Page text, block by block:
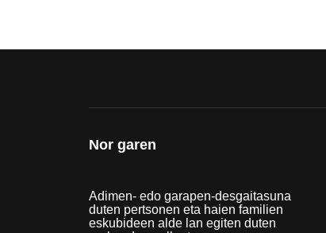
Nor garen
Adimen- edo garapen-desgaitasuna
duten pertsonen eta haien familien
eskubideen alde lan egiten duten